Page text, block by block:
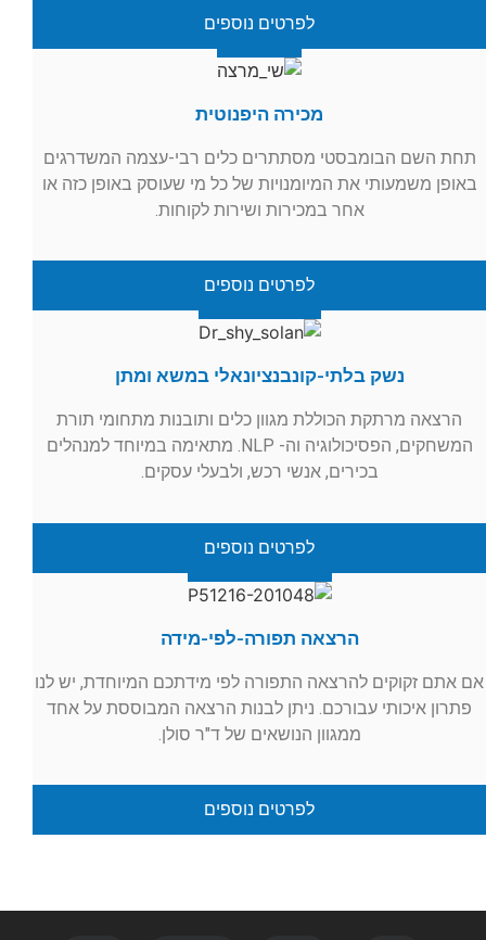
לפרטים נוספים
מכירה היפנוטית
תחת השם הבומבסטי מסתתרים כלים רבי-עצמה המשדרגים
באופן משמעותי את המיומנויות של כל מי שעוסק באופן כזה או
אחר במכירות ושירות לקוחות.
לפרטים נוספים
נשק בלתי-קונבנציונאלי במשא ומתן
הרצאה מרתקת הכוללת מגוון כלים ותובנות מתחומי תורת
המשחקים, הפסיכולוגיה וה- NLP. מתאימה במיוחד למנהלים
בכירים, אנשי רכש, ולבעלי עסקים.
לפרטים נוספים
הרצאה תפורה-לפי-מידה
אם אתם זקוקים להרצאה התפורה לפי מידתכם המיוחדת, יש לנו
פתרון איכותי עבורכם. ניתן לבנות הרצאה המבוססת על אחד
ממגוון הנושאים של ד"ר סולן.
לפרטים נוספים